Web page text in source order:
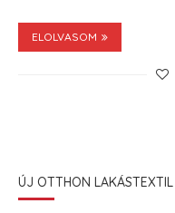
ELOLVASOM
ÚJ OTTHON